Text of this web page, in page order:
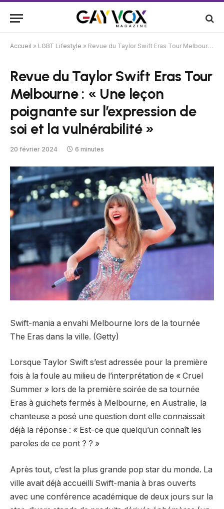
Accueil » LGBT Lifestyle » Revue du Taylor Swift Eras Tour Melbourne : « Une leçon poignante sur l’expression de soi et la vulnérabilité »
Revue du Taylor Swift Eras Tour
Melbourne : « Une leçon
poignante sur l’expression de
soi et la vulnérabilité »
20 février 2024 6 minutes
Swift-mania a envahi Melbourne lors de la tournée
The Eras dans la ville. (Getty)
Lorsque Taylor Swift s’est adressée pour la première
fois à la foule au milieu de l’interprétation de « Cruel
Summer » lors de la première soirée de sa tournée
Eras à guichets fermés à Melbourne, en Australie, la
chanteuse a posé une question dont elle connaissait
déjà la réponse : « Est-ce que quelqu’un connaît les
paroles de ce pont ? ? »
Après tout, c’est la plus grande pop star du monde. La
ville avait déjà accueilli Swift-mania à bras ouverts
avec une conférence académique de deux jours sur la